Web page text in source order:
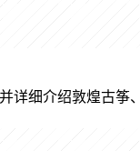
详细介绍敦煌古筝